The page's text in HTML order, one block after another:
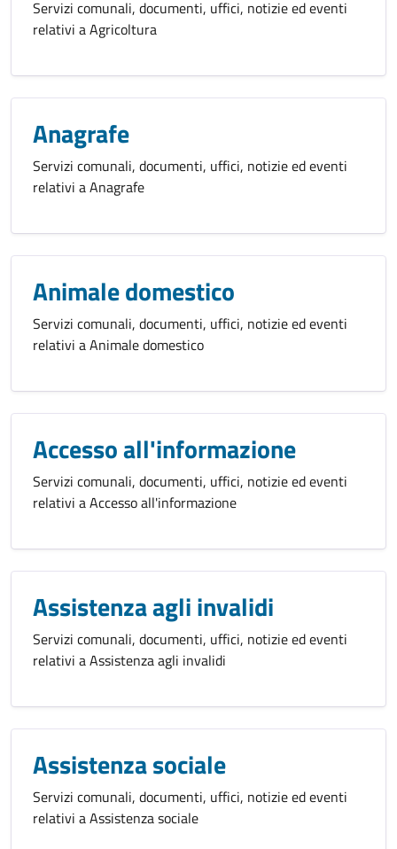
Servizi comunali, documenti, uffici, notizie ed eventi
relativi a Agricoltura
Anagrafe
Servizi comunali, documenti, uffici, notizie ed eventi
relativi a Anagrafe
Animale domestico
Servizi comunali, documenti, uffici, notizie ed eventi
relativi a Animale domestico
Accesso all'informazione
Servizi comunali, documenti, uffici, notizie ed eventi
relativi a Accesso all'informazione
Assistenza agli invalidi
Servizi comunali, documenti, uffici, notizie ed eventi
relativi a Assistenza agli invalidi
Assistenza sociale
Servizi comunali, documenti, uffici, notizie ed eventi
relativi a Assistenza sociale